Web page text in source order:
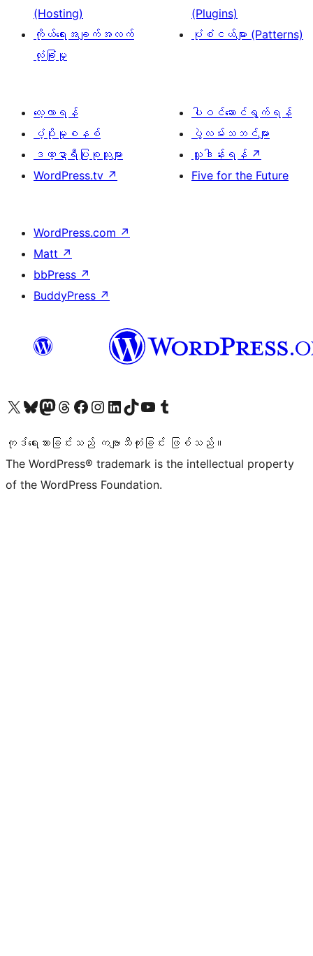
(Hosting)
ကိုယ်ရေးအချက်အလက်
လုံခြုံမှု
(Plugins)
ပုံစံငယ်များ (Patterns)
လေ့လာရန်
ပံ့ပိုးမှုစနစ်
ဒဏ္ဍာရီပြုစုသူများ
WordPress.tv ↗
ပါဝင်ဆောင်ရွက်ရန်
ပွဲလမ်းသဘင်များ
လှူဒါန်းရန် ↗
Five for the Future
WordPress.com ↗
Matt ↗
bbPress ↗
BuddyPress ↗
ကျွန်ုပ်တို့၏ X (ယခင် Twitter) အကောင့်သို့ သွားရောက်ကြည့်ရှုပါကျွန်ုပ်တို့၏ Bluesky အကောင့်သို့ ဝင်ရောက်ကြည့်ရှုရန်
ကျွန်ုပ်တို့၏ Mastodon အကောင့်သို့ သွားရောက်ကြည့်ရှုပါကျွန်ုပ်တို့၏ Threads အကောင့်သို့ ဝင်ရောက်ကြည့်ရှုရန်
ကျွန်ုပ်တို့၏ Facebook စာမျက်နှာသို့ သွားရောက်ကြည့်ရှုပါကျွန်ုပ်တို့၏ Instagram အကောင့်သို့ သွားရောက်ကြည့်ရှုပါ ကျွန်ုပ်တို့၏ LinkedIn အကောင့်သို့ သွားရောက်ကြည့်ရှုပါကျွန်ုပ်တို့၏ TikTok အကောင့်သို့ ဝင်ရောက်ကြည့်ရှုရန်
ကျွန်ုပ်တို့၏ YouTube ချန်နယ်သို့ သွားရောက်ကြည့်ရှုပါ ကျွန်ုပ်တို့၏ Tumblr အကောင့်သို့ ဝင်ရောက်ကြည့်ရှုရန်
ကုဒ်ရေးသားခြင်းသည် ကဗျာသီကုံးခြင်း ဖြစ်သည်။
The WordPress® trademark is the intellectual property
of the WordPress Foundation.